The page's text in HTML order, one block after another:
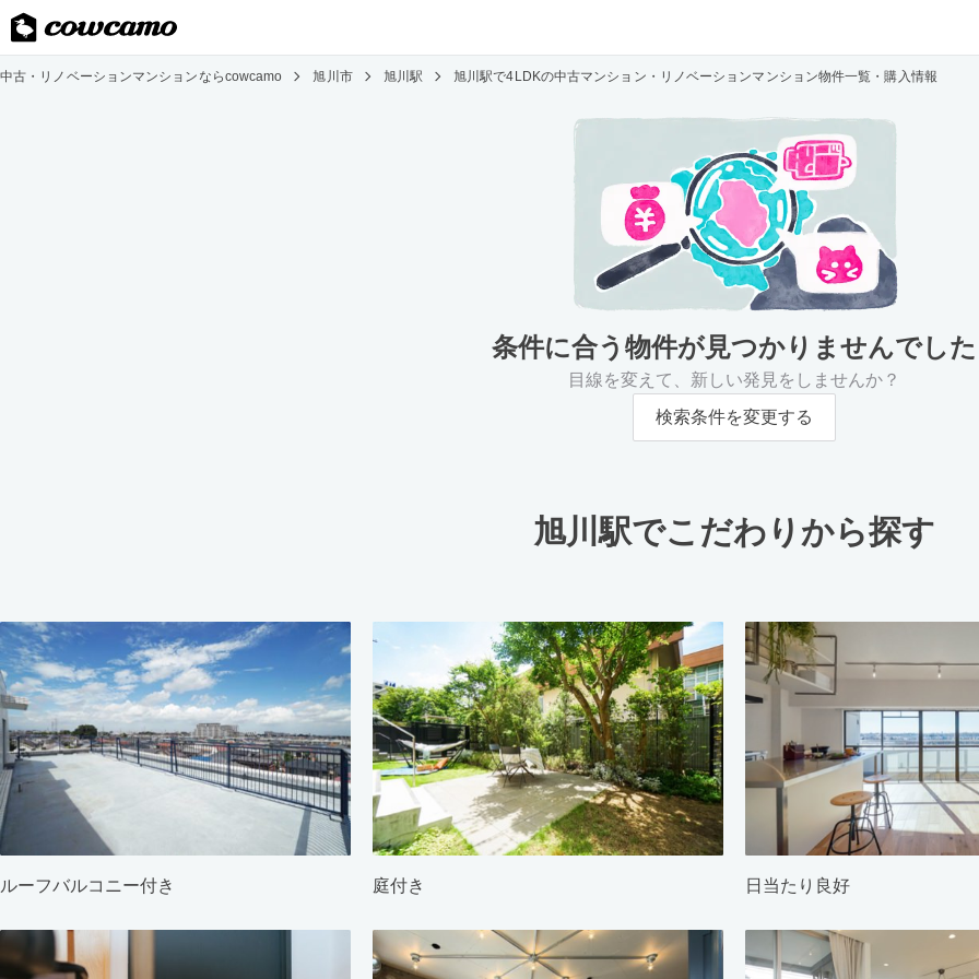
中古・リノベーションマンションならcowcamo 旭川市 旭川駅 旭川駅で4LDKの中古マンション・リノベーションマンション物件一覧・購入情報
条件に合う物件が見つかりませんでした
目線を変えて、新しい発見をしませんか？
検索条件を変更する
旭川駅でこだわりから探す
ルーフバルコニー付き 庭付き 日当たり良好